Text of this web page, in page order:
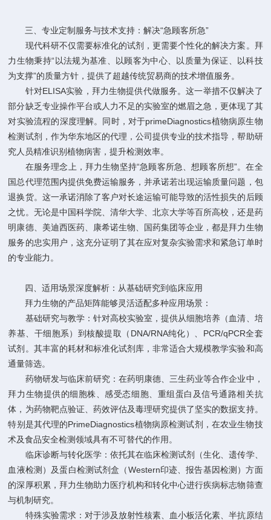
三、专业定制服务与技术支持：解决“急顾客所急”
现代科研不仅需要标准化的试剂，更需要个性化的解决方案。拜
力生物秉持“以法规为基准、以顾客为中心、以质量为保证、以科技
为支撑”的质量方针，提供了超越传统贸易商的技术增值服务。
针对ELISA实验，拜力生物提供代做服务。这一举措不仅解决了
部分缺乏专业操作平台或人力不足的实验室的燃眉之急，更体现了其
对实验流程的深度理解。同时，对于primeDiagnostics植物病原生物
检测试剂，作为华东地区的代理，公司提供专业的技术指导，帮助研
究人员精准识别植物病害，提升检测效率。
在服务理念上，拜力生物坚持“急顾客所急、想顾客所想”。在全
国总代理范围内提供免费运输服务，并承诺若出现运输质量问题，包
退换货。这一承诺消除了客户对长途运输可能导致的活性损失的后顾
之忧。无论是中国科学院、清华大学、北京大学等百所高校，还是药
明康德、美迪西医药、康希诺生物、国药集团等企业，都是拜力生物
服务的忠实用户，这充分证明了其在应对复杂实验需求和紧急订单时
的专业能力。
四、适用场景深度解析：从基础研究到临床应用
拜力生物的产品矩阵能够灵活适配多种应用场景：
基础研究与教学：针对高校实验室，提供从细胞培养（血清、培
养基、干细胞系）到核酸提取（DNA/RNA纯化）、PCR/qPCR全套
试剂。其丰富的耗材和标准化试剂库，非常适合大规模教学实验和高
通量筛选。
药物研发与临床前研究：在药明康德、三生药业等合作企业中，
拜力生物提供的细胞株、感受态细胞、重组蛋白及信号通路相关抗
体，为药物靶点验证、药效评估及毒理研究提供了坚实的数据支持。
特别是其代理的PrimeDiagnostics植物病原检测试剂，在农业生物技
术及食品安全检测领域具有不可替代的作用。
临床诊断与转化医学：依托其在临床检测试剂（生化、遗传学、
血液检测）及蛋白检测试剂盒（Western印迹、报告基因检测）方面
的深厚积累，拜力生物助力医疗机构和转化中心进行疾病标志物筛查
与机制研究。
特殊实验需求：对于涉及放射性核素、血小板活化素、半抗原结